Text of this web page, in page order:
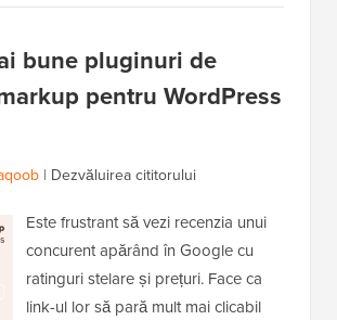
bune pluginuri de
pentru WordPress
| Dezvăluirea cititorului
Este frustrant să vezi recenzia unui
concurent apărând în Google cu
ratinguri stelare și prețuri. Face ca
link-ul lor să pară mult mai clicabil